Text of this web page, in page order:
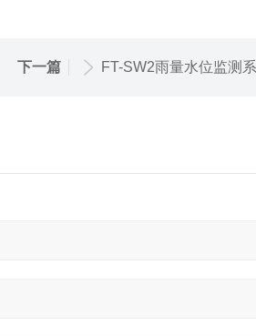
下一篇 FT-SW2雨量水位监测